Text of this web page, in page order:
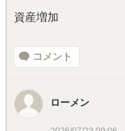
資産増加
コメント
ローメン